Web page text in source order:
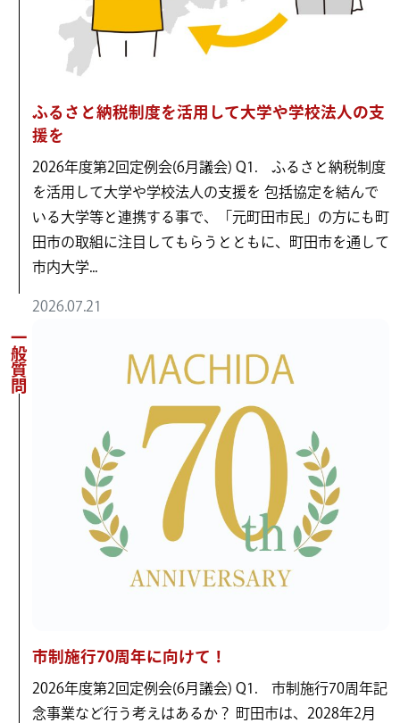
ふるさと納税制度を活用して大学や学校法人の支
援を
2026年度第2回定例会(6月議会) Q1. ふるさと納税制度
を活用して大学や学校法人の支援を 包括協定を結んで
いる大学等と連携する事で、「元町田市民」の方にも町
田市の取組に注目してもらうとともに、町田市を通して
市内大学...
2026.07.21
一般質問
市制施行70周年に向けて！
2026年度第2回定例会(6月議会) Q1. 市制施行70周年記
念事業など行う考えはあるか？ 町田市は、2028年2月